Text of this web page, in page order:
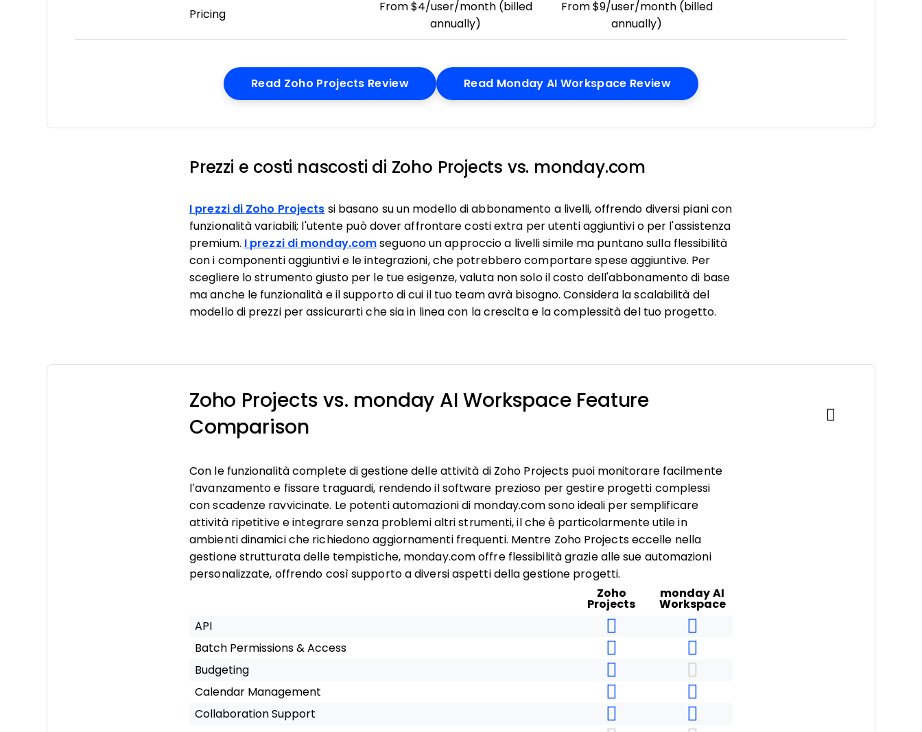
Pricing
From $4/user/month (billed
annually)
From $9/user/month (billed
annually)
Read Zoho Projects ReviewOpens New WindowRead Monday AI Workspace ReviewOpens New Window
Prezzi e costi nascosti di Zoho Projects vs. monday.com
I prezzi di Zoho Projects si basano su un modello di abbonamento a livelli, offrendo diversi piani con
funzionalità variabili; l'utente può dover affrontare costi extra per utenti aggiuntivi o per l'assistenza
premium. I prezzi di monday.com seguono un approccio a livelli simile ma puntano sulla flessibilità
con i componenti aggiuntivi e le integrazioni, che potrebbero comportare spese aggiuntive. Per
scegliere lo strumento giusto per le tue esigenze, valuta non solo il costo dell'abbonamento di base
ma anche le funzionalità e il supporto di cui il tuo team avrà bisogno. Considera la scalabilità del
modello di prezzi per assicurarti che sia in linea con la crescita e la complessità del tuo progetto.
Zoho Projects vs. monday AI Workspace Feature
Comparison
Con le funzionalità complete di gestione delle attività di Zoho Projects puoi monitorare facilmente
l’avanzamento e fissare traguardi, rendendo il software prezioso per gestire progetti complessi
con scadenze ravvicinate. Le potenti automazioni di monday.com sono ideali per semplificare
attività ripetitive e integrare senza problemi altri strumenti, il che è particolarmente utile in
ambienti dinamici che richiedono aggiornamenti frequenti. Mentre Zoho Projects eccelle nella
gestione strutturata delle tempistiche, monday.com offre flessibilità grazie alle sue automazioni
personalizzate, offrendo così supporto a diversi aspetti della gestione progetti.
Zoho
Projects
monday AI
Workspace
API
Batch Permissions & Access
Budgeting
Calendar Management
Collaboration Support